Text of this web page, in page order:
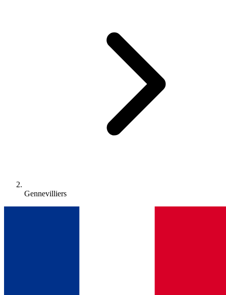
Gennevilliers